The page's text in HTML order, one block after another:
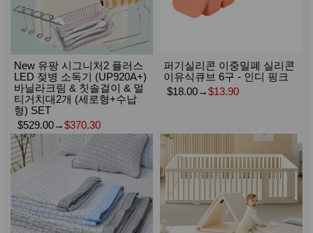
New 유팡 시그니처2 플러스
LED 젖병 소독기 (UP920A+)
바닐라크림 & 칫솔걸이 & 멀
티거치대2개 (세로형+수납
형) SET
$529.00→$370.30
퍼기실리콘 이중밀폐 실리콘
이유식큐브 6구 - 인디 핑크
$18.00→$13.90